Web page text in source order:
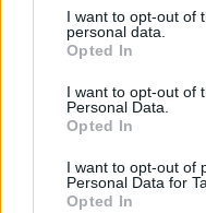
I want to opt-out of
personal data.
Opted In
I want to opt-out of
Personal Data.
Opted In
I want to opt-out of
Personal Data for
Opted In